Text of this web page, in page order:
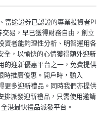
富途證券已認證的專業投資者PI
易，早已獲得財務自由，創立
資者能夠理性分析、明智運用各
全，以愉快的心情獲得額外迎新
的迎新優惠平台之一，免費提供
時推廣優惠。開戶時，輸入
更多迎新禮品。同時我們亦提供
派發迎新禮品，只需使用邀請
港最快禮品派發平台。